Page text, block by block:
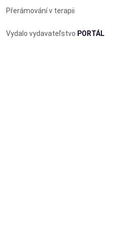
Přerámování v terapii
Vydalo vydavateľstvo PORTÁL